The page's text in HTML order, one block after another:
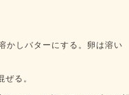
かしバターにする。卵は溶い
る。